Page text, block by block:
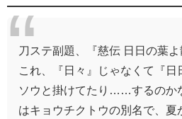
刀ステ副題、『慈伝 日日の葉よ
これ、『日々』じゃなくて『
ソウと掛けてたり……するの
はキョウチクトウの別名で、夏